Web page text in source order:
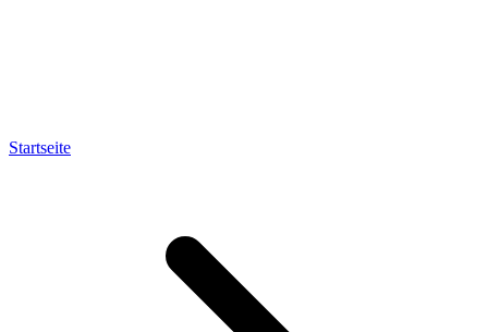
Startseite